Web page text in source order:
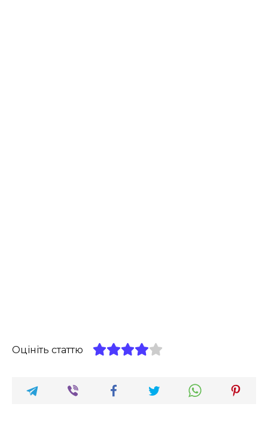
Оцініть статтю